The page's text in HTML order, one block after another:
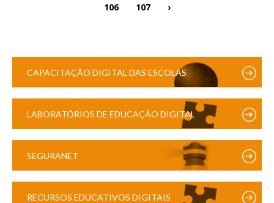
106
107 ›
CAPACITAÇÃO DIGITAL DAS ESCOLAS
LABORATÓRIOS DE EDUCAÇÃO DIGITAL
SEGURANET
RECURSOS EDUCATIVOS DIGITAIS